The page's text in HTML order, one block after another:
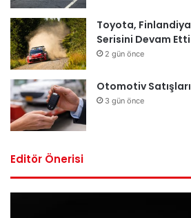
Toyota,
Serisini Devam
2 gün önce
Otomotiv
3 gün önce
Editör Önerisi